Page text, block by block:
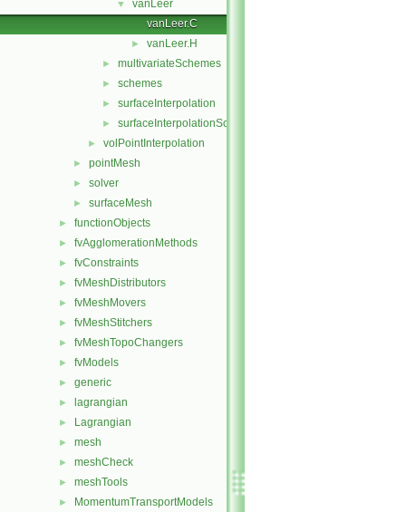
▼
vanLeer
vanLeer.C
► vanLeer.H
► multivariateSchemes
► schemes
► surfaceInterpolation
► surfaceInterpolationScheme
► volPointInterpolation
► pointMesh
► solver
► surfaceMesh
► functionObjects
► fvAgglomerationMethods
► fvConstraints
► fvMeshDistributors
► fvMeshMovers
► fvMeshStitchers
► fvMeshTopoChangers
► fvModels
► generic
► lagrangian
► Lagrangian
► mesh
► meshCheck
► meshTools
► MomentumTransportModels